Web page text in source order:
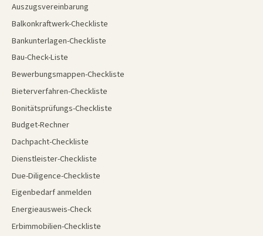
Auszugsvereinbarung
Balkonkraftwerk-Checkliste
Bankunterlagen-Checkliste
Bau-Check-Liste
Bewerbungsmappen-Checkliste
Bieterverfahren-Checkliste
Bonitätsprüfungs-Checkliste
Budget-Rechner
Dachpacht-Checkliste
Dienstleister-Checkliste
Due-Diligence-Checkliste
Eigenbedarf anmelden
Energieausweis-Check
Erbimmobilien-Checkliste